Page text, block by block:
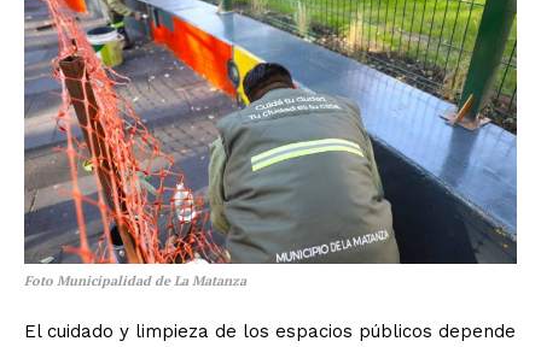
Foto Municipalidad de La Matanza
El cuidado y limpieza de los espacios públicos depende